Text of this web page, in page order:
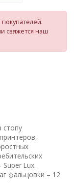
свяжется наш
стопу
Super Lux.
фальцовки – 12